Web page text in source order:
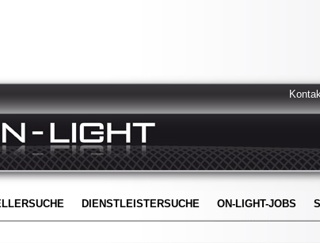
DIENSTLEISTERSUCHE ON-LIGHT-JOBS